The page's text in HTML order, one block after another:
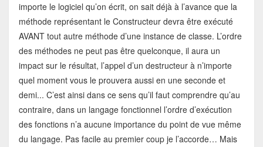
importe le logiciel qu’on écrit, on sait déjà à l’avance que la
méthode représentant le Constructeur devra être exécuté
AVANT tout autre méthode d’une instance de classe. L’ordre
des méthodes ne peut pas être quelconque, il aura un
impact sur le résultat, l’appel d’un destructeur à n’importe
quel moment vous le prouvera aussi en une seconde et
demi... C’est ainsi dans ce sens qu’il faut comprendre qu’au
contraire, dans un langage fonctionnel l’ordre d’exécution
des fonctions n’a aucune importance du point de vue même
du langage. Pas facile au premier coup je l’accorde… Mais